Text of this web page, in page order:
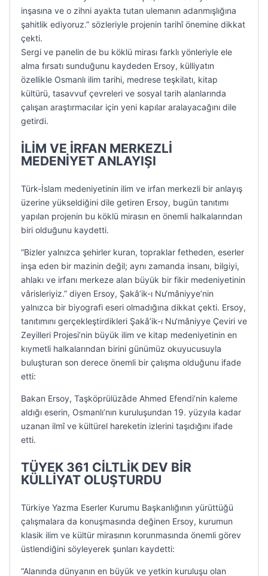
inşasına ve o zihni ayakta tutan ulemanın adanmışlığına
şahitlik ediyoruz.” sözleriyle projenin tarihî önemine dikkat
çekti.
Sergi ve panelin de bu köklü mirası farklı yönleriyle ele
alma fırsatı sunduğunu kaydeden Ersoy, külliyatın
özellikle Osmanlı ilim tarihi, medrese teşkilatı, kitap
kültürü, tasavvuf çevreleri ve sosyal tarih alanlarında
çalışan araştırmacılar için yeni kapılar aralayacağını dile
getirdi.
İLİM VE İRFAN MERKEZLİ
MEDENİYET ANLAYIŞI
Türk-İslam medeniyetinin ilim ve irfan merkezli bir anlayış
üzerine yükseldiğini dile getiren Ersoy, bugün tanıtımı
yapılan projenin bu köklü mirasın en önemli halkalarından
biri olduğunu kaydetti.
“Bizler yalnızca şehirler kuran, topraklar fetheden, eserler
inşa eden bir mazinin değil; aynı zamanda insanı, bilgiyi,
ahlakı ve irfanı merkeze alan büyük bir fikir medeniyetinin
vârisleriyiz.” diyen Ersoy, Şakâ’ik-ı Nu‘mâniyye’nin
yalnızca bir biyografi eseri olmadığına dikkat çekti. Ersoy,
tanıtımını gerçekleştirdikleri Şakâ’ik-ı Nu‘mâniyye Çeviri ve
Zeyilleri Projesi’nin büyük ilim ve kitap medeniyetinin en
kıymetli halkalarından birini günümüz okuyucusuyla
buluşturan son derece önemli bir çalışma olduğunu ifade
etti:
Bakan Ersoy, Taşköprülüzâde Ahmed Efendi’nin kaleme
aldığı eserin, Osmanlı’nın kuruluşundan 19. yüzyıla kadar
uzanan ilmî ve kültürel hareketin izlerini taşıdığını ifade
etti.
TÜYEK 361 CİLTLİK DEV BİR
KÜLLİYAT OLUŞTURDU
Türkiye Yazma Eserler Kurumu Başkanlığının yürüttüğü
çalışmalara da konuşmasında değinen Ersoy, kurumun
klasik ilim ve kültür mirasının korunmasında önemli görev
üstlendiğini söyleyerek şunları kaydetti:
“Alanında dünyanın en büyük ve yetkin kuruluşu olan